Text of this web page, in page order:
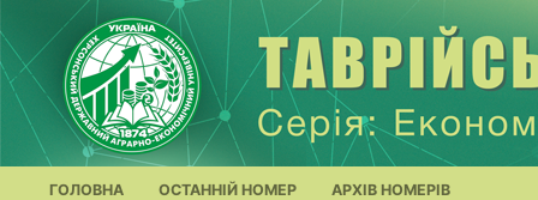
ГОЛОВНА ОСТАННІЙ НОМЕР АРХІВ НОМЕРІВ